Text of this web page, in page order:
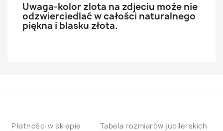
Uwaga-kolor zlota na zdjeciu może nie
odzwierciedlać w całości naturalnego
piękna i blasku złota.
Płatności w sklepie
Tabela rozmiarów jubilerskich